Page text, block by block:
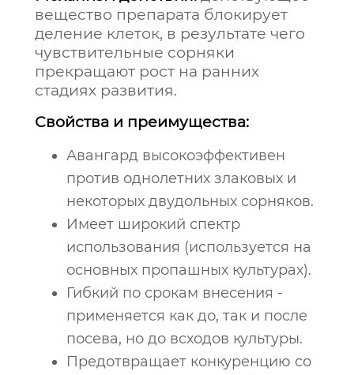
вещество препарата блокирует
деление клеток, в результате чего
чувствительные сорняки
прекращают рост на ранних
стадиях развития.
Свойства и преимущества:
Авангард высокоэффективен
против однолетних злаковых и
некоторых двудольных сорняков.
Имеет широкий спектр
использования (используется на
основных пропашных культурах).
Гибкий по срокам внесения -
применяется как до, так и после
посева, но до всходов культуры.
Предотвращает конкуренцию со